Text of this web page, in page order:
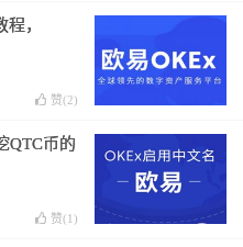
，
赞(2)
QTC币的
赞(1 )